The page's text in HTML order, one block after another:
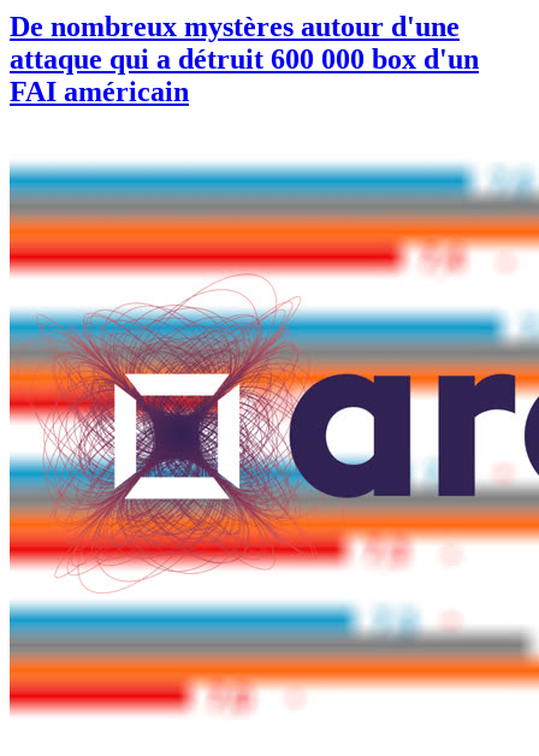
De nombreux mystères autour d'une
attaque qui a détruit 600 000 box d'un
FAI américain